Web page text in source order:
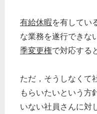
有給休暇を有してい
な業務を遂行できな
季変更権で対応する
ただ，そうしなくて
もらいたいという方
いない社員さんに対